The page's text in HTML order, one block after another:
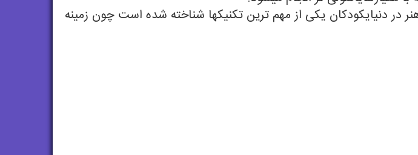
در دنیایکودکان یکی از مهم ترین تکنیکها شناخته شده است چون زمینه